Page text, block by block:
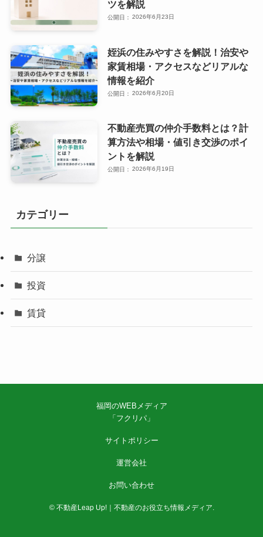
ツを解説
2026年6月23日
姪浜の住みやすさを解説！治安や
家賃相場・アクセスなどリアルな
情報を紹介
2026年6月20日
不動産売買の仲介手数料とは？計
算方法や相場・値引き交渉のポイ
ントを解説
2026年6月19日
カテゴリー
分譲
投資
賃貸
福岡のWEBメディア
「フクリパ」
サイトポリシー
運営会社
お問い合わせ
©不動産Leap Up!｜不動産のお役立ち情報メディア.